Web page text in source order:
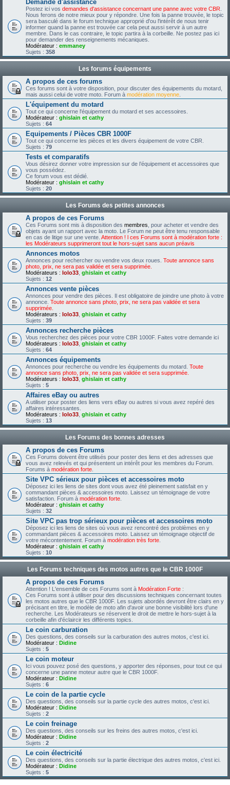
Demande d'assistance
Postez ici vos demandes d'assistance concernant une panne avec votre CBR
Nous ferons de notre mieux pour y répondre. Une fois la panne trouvée, le topic
sera basculé dans le forum technique approprié d'ou l'intérêt de nous tenir
informer quand la panne est trouvée car cela peut aussi servir à un autre
membre. Dans le cas contraire, le topic partira à la corbeille. Ne postez pas ici
pour demander des renseignements mécaniques.
Modérateur : emmaney
Sujets : 358
Les forums équipements
A propos de ces forums
Ces forums sont à votre disposition, pour discuter des équipements du motard,
mais aussi celui de votre moto. Forum à modération moyenne
L'équipement du motard
Tout ce qui concerne l'équipement du motard et ses accessoires.
Modérateur : ghislain et cathy
Sujets : 64
Equipements / Pièces CBR 1000F
Tout ce qui concerne les pièces et les divers équipement de votre CBR.
Sujets : 79
Tests et comparatifs
Vous désirez donner votre impression sur de l’équipement et accessoires que
vous possédez.
Ce forum vous est dédié.
Modérateur : ghislain et cathy
Sujets : 20
Les Forums des petites annonces
A propos de ces Forums
Ces Forums sont mis à disposition des membres , pour acheter et vendre des
objets ayant un rapport avec la moto. Le Forum ne peut être tenu responsable
en cas de litige sur une vente. Attention ! l ces Forums sont à modération forte :
les Modérateurs supprimeront tout le hors-sujet sans aucun préavis
Annonces motos
Annonces pour rechercher ou vendre vos deux roues. Toute annonce sans
photo, prix, ne sera pas validée et sera supprimée.
Modérateurs : lolo33 ghislain et cathy
Sujets : 12
Annonces vente pièces
Annonces pour vendre des pièces. Il est obligatoire de joindre une photo à votre
annonce. Toute annonce sans photo, prix, ne sera pas validée et sera
supprimée.
Modérateurs : lolo33 ghislain et cathy
Sujets : 39
Annonces recherche pièces
Vous recherchez des pièces pour votre CBR 1000F. Faites votre demande ici
Modérateurs : lolo33 ghislain et cathy
Sujets : 64
Annonces équipements
Annonces pour recherche ou vendre les équipements du motard. Toute
annonce sans photo, prix, ne sera pas validée et sera supprimée.
Modérateurs : lolo33 ghislain et cathy
Sujets : 5
Affaires eBay ou autres
A utiliser pour poster des liens vers eBay ou autres si vous avez repéré des
affaires intéressantes.
Modérateurs : lolo33 ghislain et cathy
Sujets : 13
Les Forums des bonnes adresses
A propos de ces Forums
Ces Forums doivent être utilisés pour poster des liens et des adresses que
vous avez relevés et qui présentent un intérêt pour les membres du Forum.
Forums à modération forte
Site VPC sérieux pour pièces et accessoires moto
Déposez ici les liens de sites dont vous avez été pleinement satisfait en y
commandant pièces & accessoires moto. Laissez un témoignage de votre
satisfaction. Forum à modération forte
Modérateur : ghislain et cathy
Sujets : 32
Site VPC pas trop sérieux pour pièces et accessoires moto
Déposez ici les liens de sites où vous avez rencontré des problèmes en y
commandant pièces & accessoires moto. Laissez un témoignage objectif de
votre mécontentement. Forum à modération très forte
Modérateur : ghislain et cathy
Sujets : 10
Les Forums techniques des motos autres que le CBR 1000F
A propos de ces Forums
Attention ! L'ensemble de ces Forums sont à Modération Forte :
Ces Forums sont à utiliser pour des discussions techniques concernant toutes
les motos autres que le CBR 1000F. Les sujets abordés devront être clairs en y
précisant en titre, le modèle de moto afin d'avoir une bonne visibilité lors d'une
recherche. Les Modérateurs se réservent le droit de mettre le hors-sujet à la
corbeille afin d'éclaircir les différents topics.
Le coin carburation
Des questions, des conseils sur la carburation des autres motos, c'est ici.
Modérateur : Didine
Sujets : 5
Le coin moteur
Ici vous pouvez posé des questions, y apporter des réponses, pour tout ce qui
concerne une panne moteur autre que le CBR 1000F.
Modérateur : Didine
Sujets : 6
Le coin de la partie cycle
Des questions, des conseils sur la partie cycle des autres motos, c'est ici.
Modérateur : Didine
Sujets : 2
Le coin freinage
Des questions, des conseils sur les freins des autres motos, c'est ici.
Modérateur : Didine
Sujets : 2
Le coin électricité
Des questions, des conseils sur la partie électrique des autres motos, c'est ici.
Modérateur : Didine
Sujets : 5